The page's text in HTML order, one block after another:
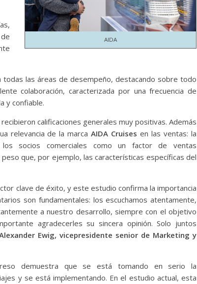
AIDA
las áreas de desempeño, destacando sobre todo
colaboración, caracterizada por una frecuencia de
y confiable.
calificaciones generales muy positivas. Además
relevancia de la marcaAIDA Cruises en las ventas: la
los socios comerciales como un factor de ventas
que, por ejemplo, las características específicas del
clave de éxito, y este estudio confirma la importancia
son fundamentales: los escuchamos atentamente,
a nuestro desarrollo, siempre con el objetivo
agradecerles su sincera opinión. Solo juntos
Ewig, vicepresidente senior de Marketing y
demuestra que se está tomando en serio la
y se está implementando. En el estudio actual, esta